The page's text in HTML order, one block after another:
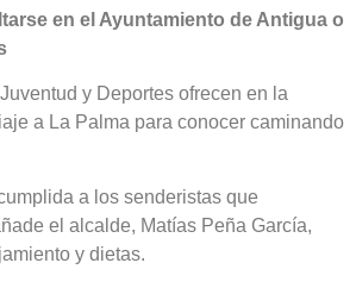
en el Ayuntamiento de Antigua o
y Deportes ofrecen en la
a La Palma para conocer caminando
a los senderistas que
el alcalde, Matías Peña García,
y dietas.